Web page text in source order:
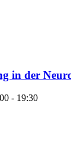
in der
- 19:30